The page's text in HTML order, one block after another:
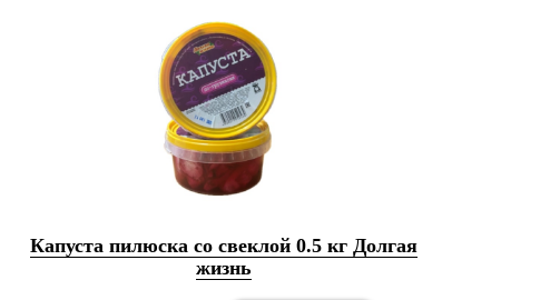
Капуста пилюска со свеклой 0.5 кг Долгая
жизнь